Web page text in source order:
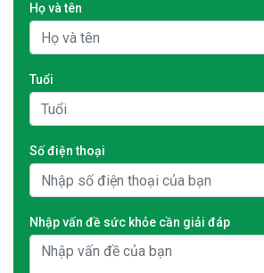
Họ và tên
Tuổi
Số điện thoại
Nhập vấn đề sức khỏe cần giải đáp